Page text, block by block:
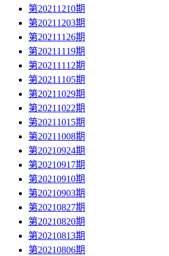
第20211210期
第20211203期
第20211126期
第20211119期
第20211112期
第20211105期
第20211029期
第20211022期
第20211015期
第20211008期
第20210924期
第20210917期
第20210910期
第20210903期
第20210827期
第20210820期
第20210813期
第20210806期